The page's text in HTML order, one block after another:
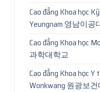
Cao đẳng Khoa học
Yeungnam 영남이공
Cao đẳng Khoa học
과학대학교
Cao đẳng Khoa học Y
Wonkwang 원광보